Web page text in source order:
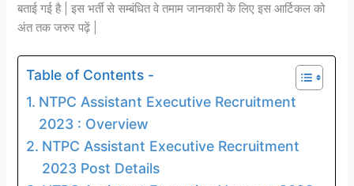
बताई गई है | इस भर्ती से सम्बंधित वे तमाम जानकारी के लिए इस आर्टिकल को
अंत तक जरुर पढ़ें |
Table of Contents -
NTPC Assistant Executive Recruitment
2023 : Overview
NTPC Assistant Executive Recruitment
2023 Post Details